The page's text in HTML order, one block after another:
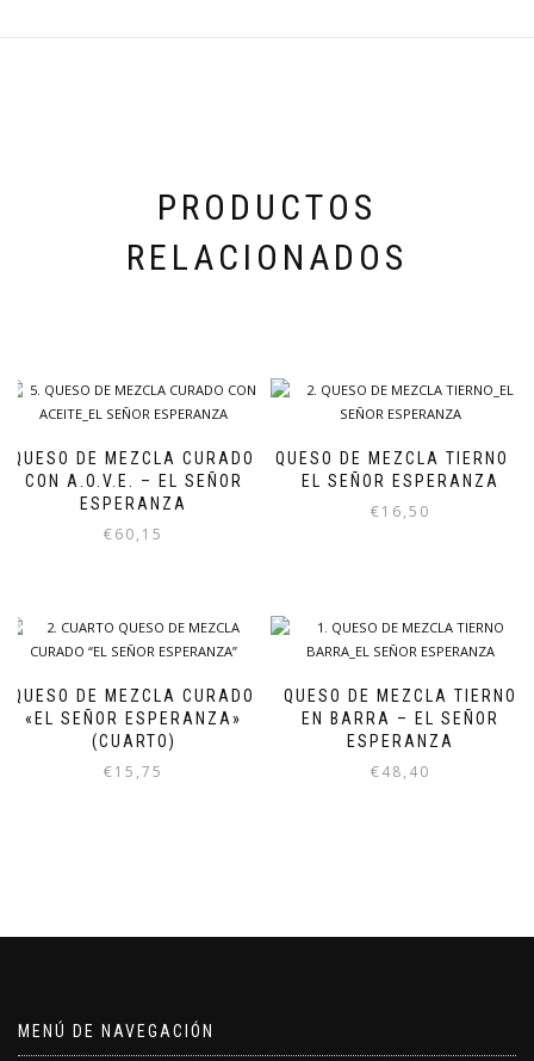
PRODUCTOS
RELACIONADOS
QUESO DE MEZCLA CURADO
CON A.O.V.E. – EL SEÑOR
ESPERANZA
€60,15
QUESO DE MEZCLA TIERNO –
EL SEÑOR ESPERANZA
€16,50
QUESO DE MEZCLA CURADO
«EL SEÑOR ESPERANZA»
(CUARTO)
€15,75
QUESO DE MEZCLA TIERNO
EN BARRA – EL SEÑOR
ESPERANZA
€48,40
MENÚ DE NAVEGACIÓN